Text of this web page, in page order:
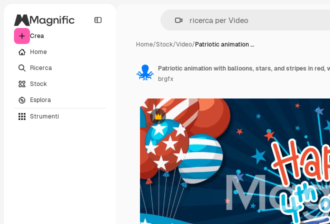
Crea
Home
Ricerca
Stock
Esplora
Strumenti
Home/Stock/Video/Patriotic animation …
Premium
brgfx